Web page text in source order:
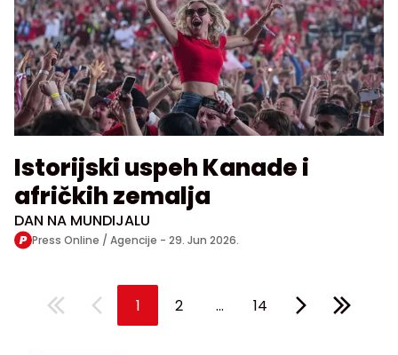
Istorijski uspeh Kanade i
afričkih zemalja
DAN NA MUNDIJALU
Press Online / Agencije - 29. Jun 2026.
1 2 ... 14